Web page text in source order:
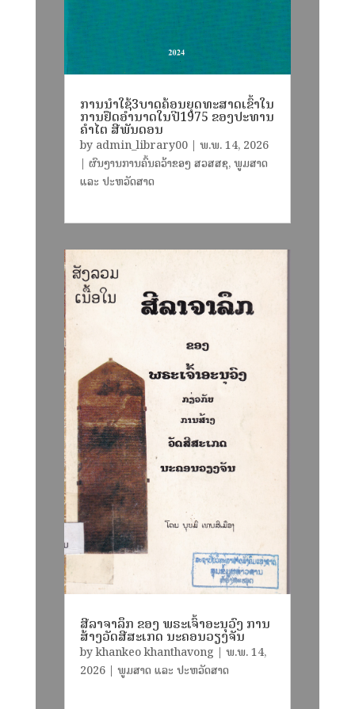
ການນໍາໃຊ້3ບາດຄ້ອນຍຸດທະສາດເຂົ້າໃນ
ການຢຶດອໍານາດໃນປີ1975 ຂອງປະທານ
ຄຳໄຕ ສີພັນດອນ
by admin_library00| ພ.ພ. 14, 2026
| ຜົນງານການຄົ້ນຄວ້າຂອງ ສວສສຊ,ພູມສາດ
ແລະ ປະຫວັດສາດ
ສີລາຈາລຶກ ຂອງ ພຣະເຈົ້າອະນຸວົງ ການ
ສ້າງວັດສີສະເກດ ນະຄອນວຽງຈັນ
bykhankeo khanthavong | ພ.ພ. 14,
2026| ພູມສາດ ແລະ ປະຫວັດສາດ